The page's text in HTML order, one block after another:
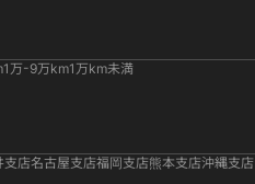
1万-9万km1万km未満
支店名古屋支店福岡支店熊本支店沖縄支店